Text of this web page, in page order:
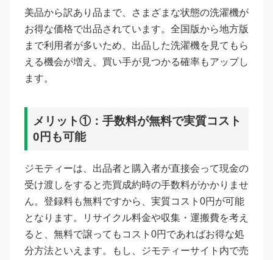
美品から訳あり品まで、さまざまな状態の洗濯機が
お得な価格で出品されています。全国版から地方版
まで利用者が多いため、出品した洗濯機を見てもら
える機会が増え、買い手が見つかる確率もアップし
ます。
メリット①：手数料が無料で実質コスト
0円も可能
ジモティーは、出品者と購入者が直接会って現金の
受け渡しをすると売買成約時の手数料がかかりませ
ん。登録料も無料ですから、実質コスト0円が可能
となります。リサイクル料金や収集・運搬費を考え
ると、無料で譲ってもコスト0円であればお得な処
分方法といえます。もし、ジモティーサイト内で売